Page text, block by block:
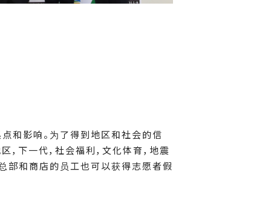
和影响。为了得到地区和社会的信
下一代，社会福利，文化体育，地震
和商店的员工也可以获得志愿者假